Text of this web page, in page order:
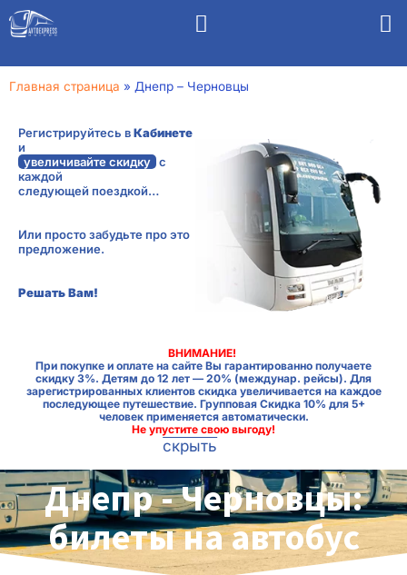
Главная страница » Днепр – Черновцы
Регистрируйтесь вКабинете
и
увеличивайте скидкус
каждой
следующей поездкой…
Или просто забудьте про это
предложение.
Решать Вам!
ВНИМАНИЕ!
При покупке и оплате на сайте Вы гарантированно получаете
скидку 3%. Детям до 12 лет — 20% (междунар. рейсы). Для
зарегистрированных клиентов скидка увеличивается на каждое
последующее путешествие. Групповая Скидка 10% для 5+
человек применяется автоматически.
Не упустите свою выгоду!
скрыть
Днепр - Черновцы:
билеты на автобус